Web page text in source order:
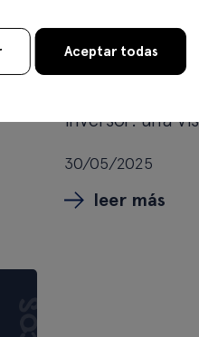
La
herramienta
inversor: una
30/05/2025
leer más
Aceptar todas